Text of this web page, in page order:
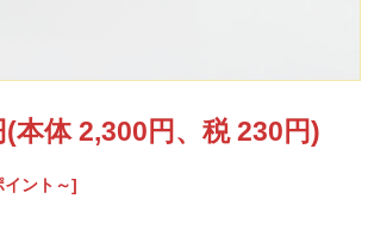
(本体 2,300円、税 230円)
ント～]